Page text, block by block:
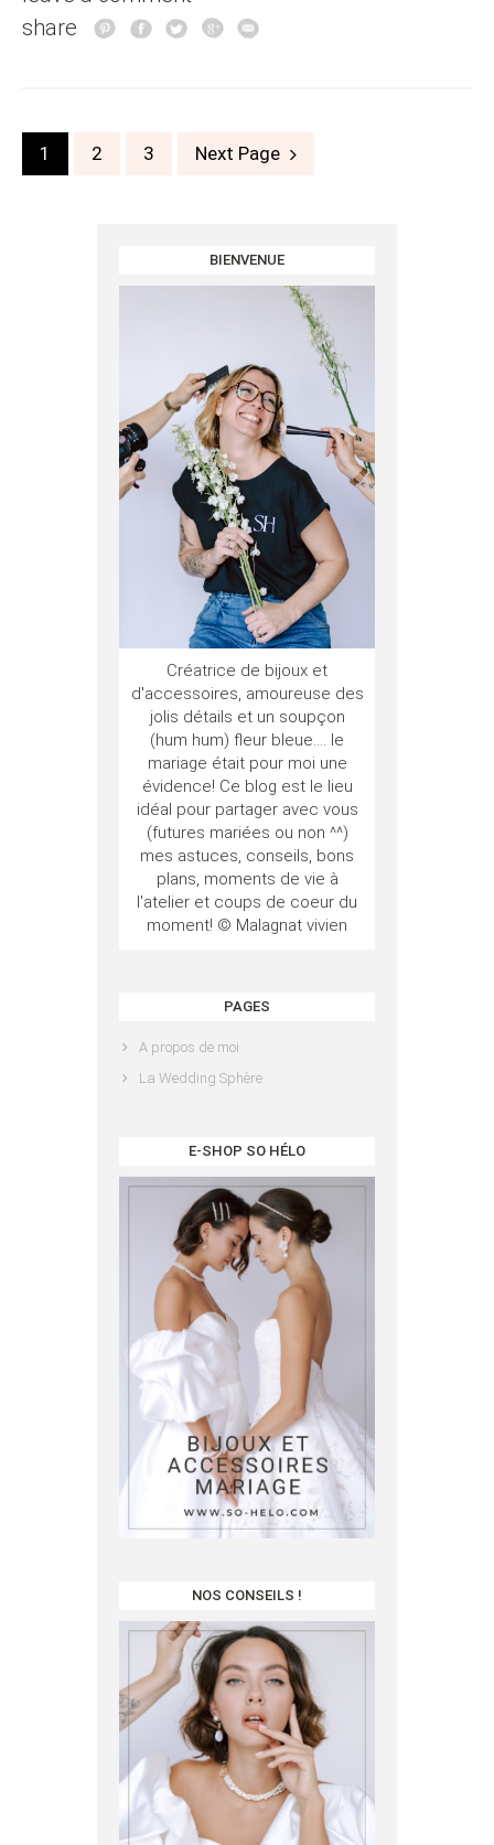
share
Posts
navigation
1 2 3 Next Page
BIENVENUE
Créatrice de bijoux et
d'accessoires, amoureuse des
jolis détails et un soupçon
(hum hum) fleur bleue.... le
mariage était pour moi une
évidence! Ce blog est le lieu
idéal pour partager avec vous
(futures mariées ou non ^^)
mes astuces, conseils, bons
plans, moments de vie à
l'atelier et coups de coeur du
moment! © Malagnat vivien
PAGES
A propos de moi
La Wedding Sphère
E-SHOP SO HÉLO
NOS CONSEILS !